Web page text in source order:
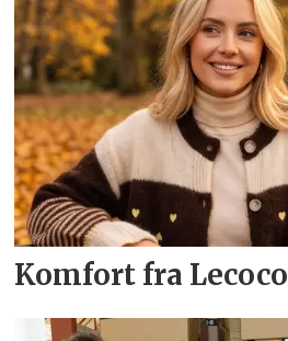
Komfort fra Lecoco